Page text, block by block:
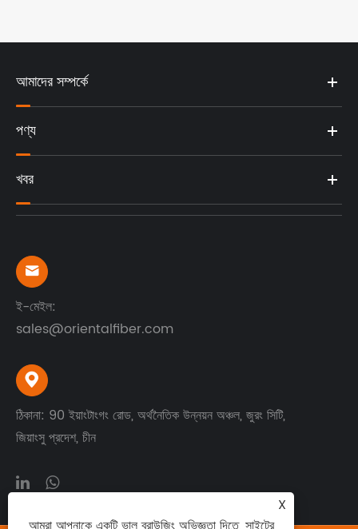
আমাদের সম্পর্কে
পণ্য
খবর

ই-মেইল:
sales@orientalfiber.com

ঠিকানা: 90 ইয়াংটাংগং রোড, অর্থনৈতিক উন্নয়ন অঞ্চল, জুরং সিটি,
জিয়াংসু প্রদেশ, চীন
X